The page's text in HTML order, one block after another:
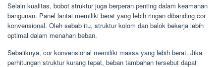
Selain kualitas, bobot struktur juga berperan penting dalam keamanan
bangunan. Panel lantai memiliki berat yang lebih ringan dibanding cor
konvensional. Oleh sebab itu, struktur kolom dan balok bekerja lebih
optimal dalam menahan beban.
Sebaliknya, cor konvensional memiliki massa yang lebih berat. Jika
perhitungan struktur kurang tepat, beban tambahan tersebut dapat